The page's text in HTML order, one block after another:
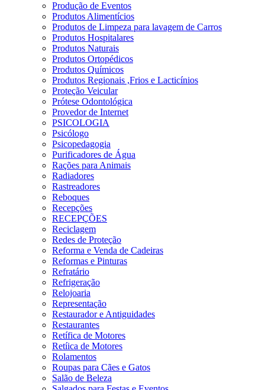
Produção de Eventos
Produtos Alimentícios
Produtos de Limpeza para lavagem de Carros
Produtos Hospitalares
Produtos Naturais
Produtos Ortopédicos
Produtos Químicos
Produtos Regionais ,Frios e Lacticínios
Proteção Veicular
Prótese Odontológica
Provedor de Internet
PSICOLOGIA
Psicólogo
Psicopedagogia
Purificadores de Água
Rações para Animais
Radiadores
Rastreadores
Reboques
Recepções
RECEPÇÕES
Reciclagem
Redes de Proteção
Reforma e Venda de Cadeiras
Reformas e Pinturas
Refratário
Refrigeração
Relojoaria
Representação
Restaurador e Antiguidades
Restaurantes
Retífica de Motores
Retíica de Motores
Rolamentos
Roupas para Cães e Gatos
Salão de Beleza